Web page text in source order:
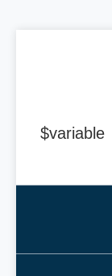
$variable